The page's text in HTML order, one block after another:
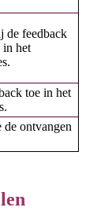
de feedback
in het
toe in het
de ontvangen